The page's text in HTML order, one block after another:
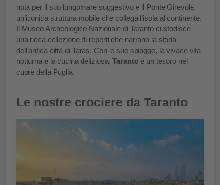
nota per il suo lungomare suggestivo e il Ponte Girevole,
un’iconica struttura mobile che collega l’isola al continente.
Il Museo Archeologico Nazionale di Taranto custodisce
una ricca collezione di reperti che narrano la storia
dell’antica città di Taras. Con le sue spiagge, la vivace vita
notturna e la cucina deliziosa,Taranto è un tesoro nel
cuore della Puglia.
Le nostre crociere da Taranto